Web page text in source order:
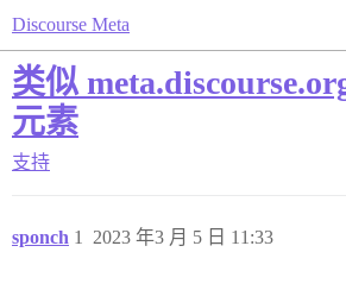
Discourse Meta
类似
元素
支持
sponch 2023 年3 月 5 日 11:33
1